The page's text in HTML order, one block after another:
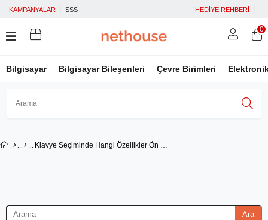
KAMPANYALAR SSS HEDİYE REHBERİ
Bilgisayar Bilgisayar Bileşenleri Çevre Birimleri
0
Klavye Seçiminde Hangi Özellikler Ön Planda Olmalı?
Ara